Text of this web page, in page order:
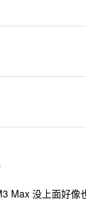
Max 没上面好像